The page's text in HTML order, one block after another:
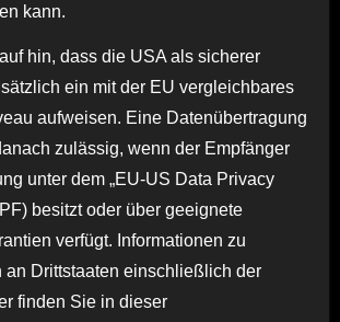
kann.
hin, dass die USA als sicherer
ein mit der EU vergleichbares
aufweisen. Eine Datenübertragung
zulässig, wenn der Empfänger
unter dem „EU-US Data Privacy
besitzt oder über geeignete
verfügt. Informationen zu
an Drittstaaten einschließlich der
finden Sie in dieser